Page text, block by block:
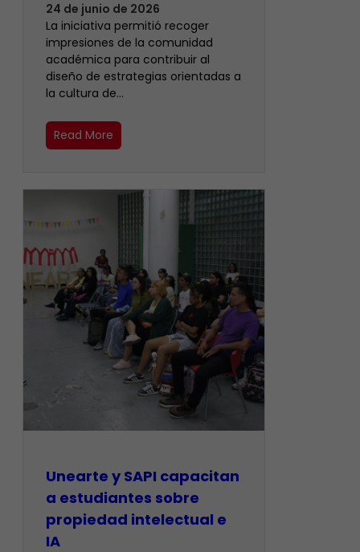
24 de junio de 2026
La iniciativa permitió recoger
impresiones de la comunidad
académica para contribuir al
diseño de estrategias orientadas a
la cultura de…
Read More
Unearte y SAPI capacitan
a estudiantes sobre
propiedad intelectual e
IA